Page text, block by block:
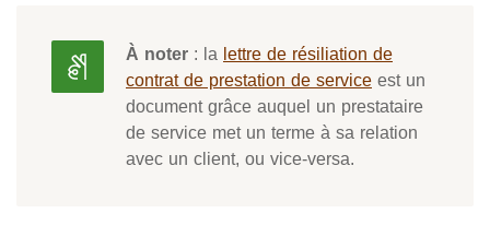
À noter : la lettre de résiliation de
contrat de prestation de service est un
document grâce auquel un prestataire
de service met un terme à sa relation
avec un client, ou vice-versa.